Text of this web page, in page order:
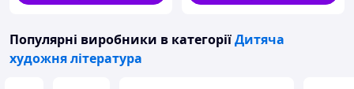
Популярні виробники в категоріїДитяча
художня література